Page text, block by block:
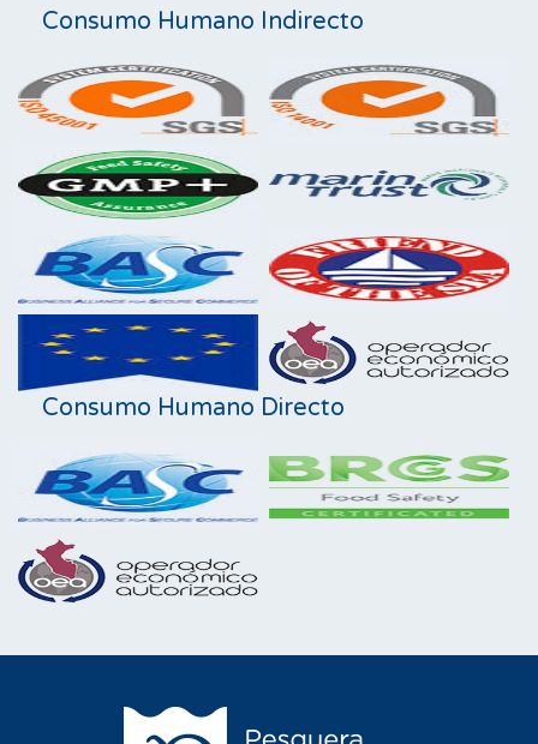
Consumo Humano Indirecto
Consumo Humano Directo